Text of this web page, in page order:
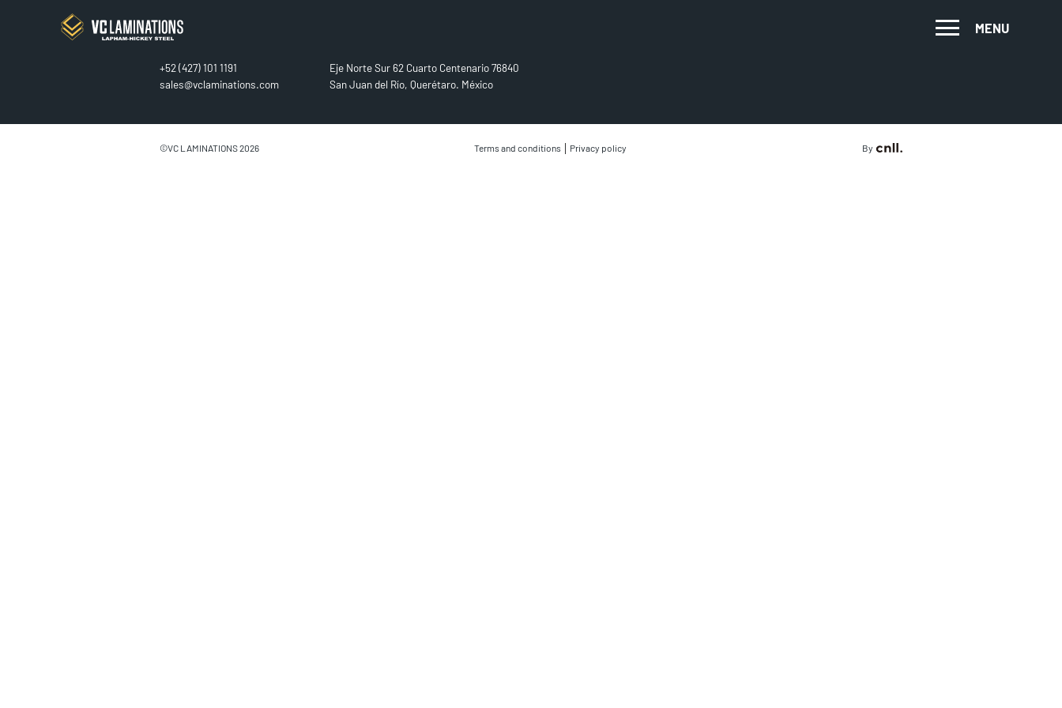
MENU
CONTACT
+52 (427) 101 1191
sales@vclaminations.com
Eje Norte Sur 62 Cuarto Centenario 76840
San Juan del Río, Querétaro. México
©VC LAMINATIONS 2026 Terms and conditions | Privacy policy By